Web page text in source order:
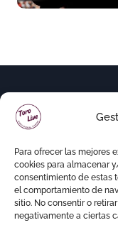
Para ofrecer las mejores
cookies para almacenar
consentimiento de estas
el comportamiento de
sitio. No consentir o
negativamente a ciertas